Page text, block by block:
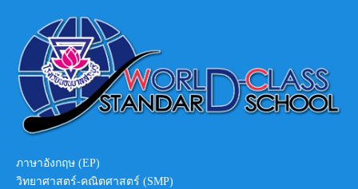
ภาษาอังกฤษ (EP)
วิทยาศาสตร์-คณิตศาสตร์ (SMP)